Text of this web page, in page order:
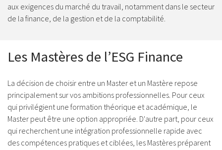
aux exigences du marché du travail, notamment dans le secteur
de la finance, de la gestion et de la comptabilité.
Les Mastères de l’ESG Finance
La décision de choisir entre un Master et un Mastère repose
principalement sur vos ambitions professionnelles. Pour ceux
qui privilégient une formation théorique et académique, le
Master peut être une option appropriée. D'autre part, pour ceux
qui recherchent une intégration professionnelle rapide avec
des compétences pratiques et ciblées, les Mastères préparent